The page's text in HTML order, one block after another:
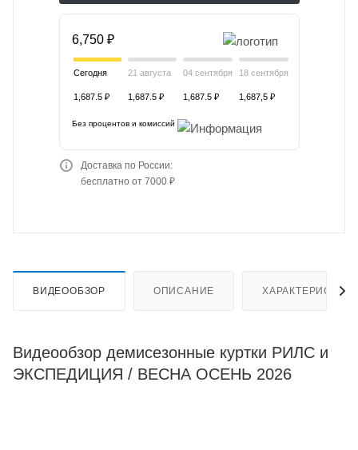
6,750 ₽
Сегодня
1,687.5 ₽
21 августа
1,687.5 ₽
04 сентября
1,687.5 ₽
18 сентября
1,687,5 ₽
Без процентов и комиссий
Доставка по России:
бесплатно от 7000 ₽
ВИДЕООБЗОР ОПИСАНИЕ
Видеообзор демисезонные куртки РИЛС и
ЭКСПЕДИЦИЯ / ВЕСНА ОСЕНЬ 2026